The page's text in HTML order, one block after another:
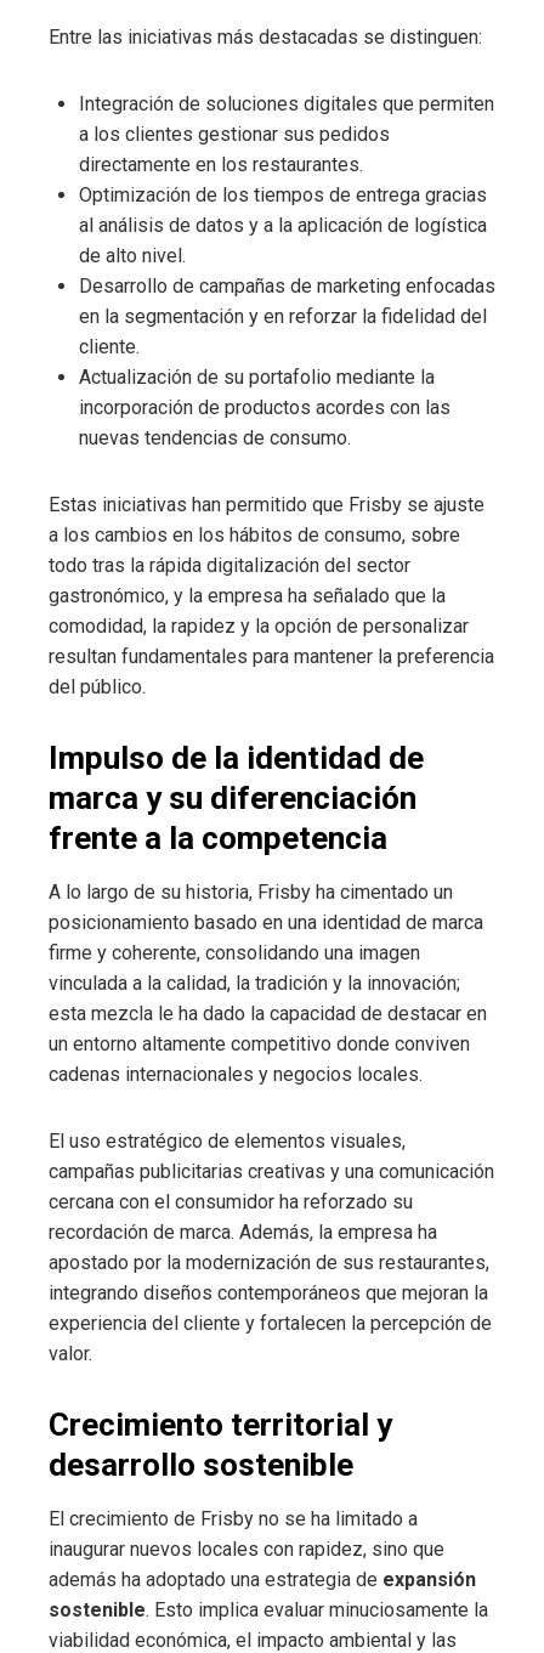
Entre las iniciativas más destacadas se distinguen:
Integración de soluciones digitales que permiten
a los clientes gestionar sus pedidos
directamente en los restaurantes.
Optimización de los tiempos de entrega gracias
al análisis de datos y a la aplicación de logística
de alto nivel.
Desarrollo de campañas de marketing enfocadas
en la segmentación y en reforzar la fidelidad del
cliente.
Actualización de su portafolio mediante la
incorporación de productos acordes con las
nuevas tendencias de consumo.
Estas iniciativas han permitido que Frisby se ajuste
a los cambios en los hábitos de consumo, sobre
todo tras la rápida digitalización del sector
gastronómico, y la empresa ha señalado que la
comodidad, la rapidez y la opción de personalizar
resultan fundamentales para mantener la preferencia
del público.
Impulso de la identidad de
marca y su diferenciación
frente a la competencia
A lo largo de su historia, Frisby ha cimentado un
posicionamiento basado en una identidad de marca
firme y coherente, consolidando una imagen
vinculada a la calidad, la tradición y la innovación;
esta mezcla le ha dado la capacidad de destacar en
un entorno altamente competitivo donde conviven
cadenas internacionales y negocios locales.
El uso estratégico de elementos visuales,
campañas publicitarias creativas y una comunicación
cercana con el consumidor ha reforzado su
recordación de marca. Además, la empresa ha
apostado por la modernización de sus restaurantes,
integrando diseños contemporáneos que mejoran la
experiencia del cliente y fortalecen la percepción de
valor.
Crecimiento territorial y
desarrollo sostenible
El crecimiento de Frisby no se ha limitado a
inaugurar nuevos locales con rapidez, sino que
además ha adoptado una estrategia de expansión
sostenible. Esto implica evaluar minuciosamente la
viabilidad económica, el impacto ambiental y las